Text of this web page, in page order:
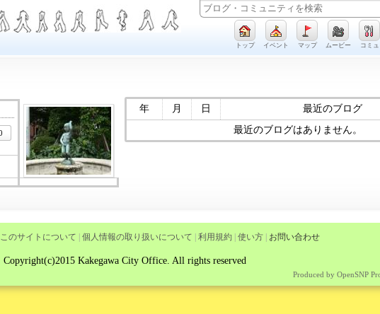
トップ イベント マップ ムービー コミュ
年 月 日 最近のブログ
最近のブログはありません。
このサイトについて 個人情報の取り扱いについて 利用規約 使い方 お問い合わせ
Copyright(c)2015 Kakegawa City Office. All rights reserved
Produced by OpenSNP